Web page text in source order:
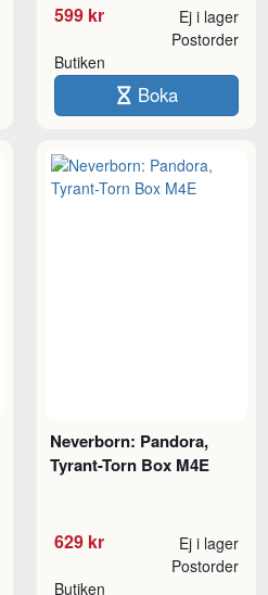
599 kr Ej i lager
Butiken
Postorder
Boka
Neverborn: Pandora,
Tyrant-Torn Box M4E
629 kr Ej i lager
Butiken
Postorder